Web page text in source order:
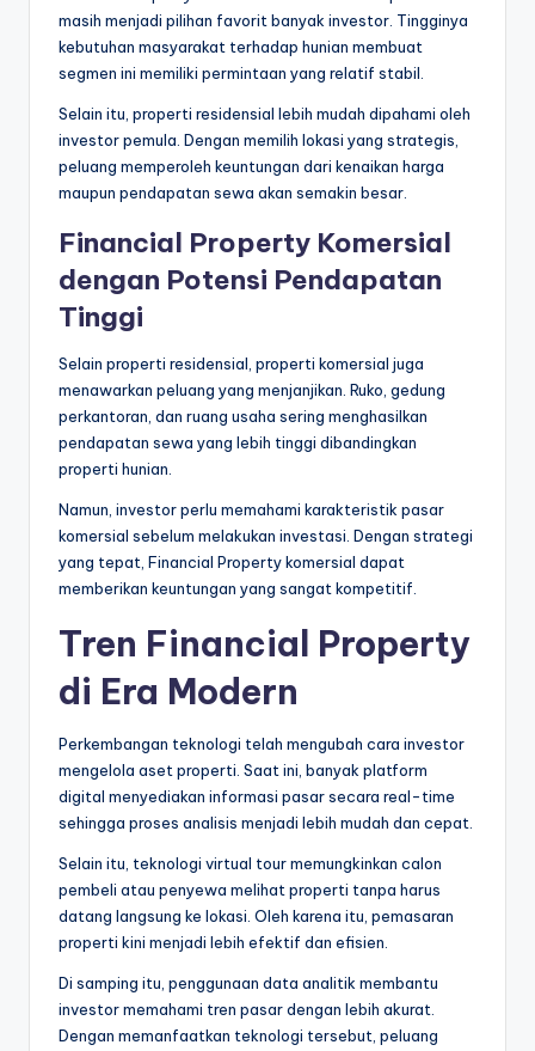
masih menjadi pilihan favorit banyak investor. Tingginya
kebutuhan masyarakat terhadap hunian membuat
segmen ini memiliki permintaan yang relatif stabil.
Selain itu, properti residensial lebih mudah dipahami oleh
investor pemula. Dengan memilih lokasi yang strategis,
peluang memperoleh keuntungan dari kenaikan harga
maupun pendapatan sewa akan semakin besar.
Financial Property Komersial
dengan Potensi Pendapatan
Tinggi
Selain properti residensial, properti komersial juga
menawarkan peluang yang menjanjikan. Ruko, gedung
perkantoran, dan ruang usaha sering menghasilkan
pendapatan sewa yang lebih tinggi dibandingkan
properti hunian.
Namun, investor perlu memahami karakteristik pasar
komersial sebelum melakukan investasi. Dengan strategi
yang tepat, Financial Property komersial dapat
memberikan keuntungan yang sangat kompetitif.
Tren Financial Property
di Era Modern
Perkembangan teknologi telah mengubah cara investor
mengelola aset properti. Saat ini, banyak platform
digital menyediakan informasi pasar secara real-time
sehingga proses analisis menjadi lebih mudah dan cepat.
Selain itu, teknologi virtual tour memungkinkan calon
pembeli atau penyewa melihat properti tanpa harus
datang langsung ke lokasi. Oleh karena itu, pemasaran
properti kini menjadi lebih efektif dan efisien.
Di samping itu, penggunaan data analitik membantu
investor memahami tren pasar dengan lebih akurat.
Dengan memanfaatkan teknologi tersebut, peluang